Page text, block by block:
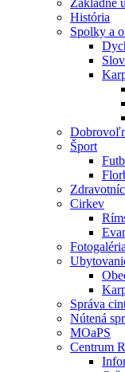
Základné
História
Spolky a
Šport
Cirkev
Fotogaléria
Správa
Nútená
MOaPS
Centrum